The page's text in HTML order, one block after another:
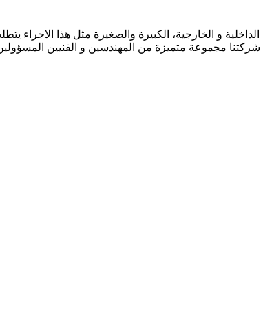
و الخارجية، الكبيرة والصغيرة مثل هذا
مجموعة متميزة من المهندسين و الفنيين